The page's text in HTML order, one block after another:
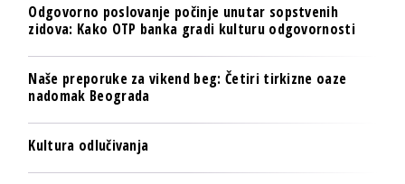
Odgovorno poslovanje počinje unutar sopstvenih
zidova: Kako OTP banka gradi kulturu odgovornosti
Naše preporuke za vikend beg: Četiri tirkizne oaze
nadomak Beograda
Kultura odlučivanja